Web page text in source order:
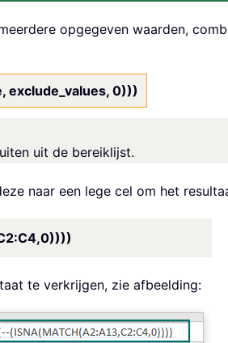
opgegeven waarden,
exclude_values, 0)))
uit de bereiklijst.
naar een lege cel om het
te verkrijgen, zie afbeelding: